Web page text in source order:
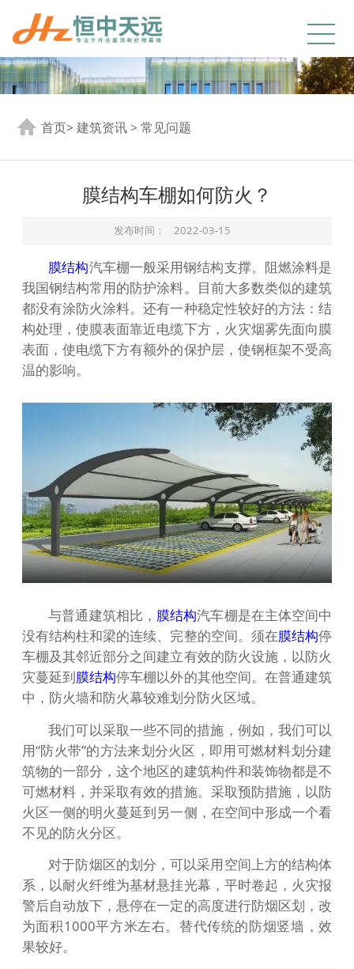
首页>建筑资讯>常见问题
膜结构车棚如何防火？
发布时间： 2022-03-15
膜结构汽车棚一般采用钢结构支撑。阻燃涂料是
我国钢结构常用的防护涂料。目前大多数类似的建筑
都没有涂防火涂料。还有一种稳定性较好的方法：结
构处理，使膜表面靠近电缆下方，火灾烟雾先面向膜
表面，使电缆下方有额外的保护层，使钢框架不受高
温的影响。
与普通建筑相比， 膜结构汽车棚是在主体空间中
没有结构柱和梁的连续、完整的空间。须在膜结构停
车棚及其邻近部分之间建立有效的防火设施，以防火
灾蔓延到膜结构停车棚以外的其他空间。在普通建筑
中，防火墙和防火幕较难划分防火区域。
我们可以采取一些不同的措施，例如，我们可以
用“防火带”的方法来划分火区，即用可燃材料划分建
筑物的一部分，这个地区的建筑构件和装饰物都是不
可燃材料，并采取有效的措施。采取预防措施，以防
火区一侧的明火蔓延到另一侧，在空间中形成一个看
不见的防火分区。
对于防烟区的划分，可以采用空间上方的结构体
系，以耐火纤维为基材悬挂光幕，平时卷起，火灾报
警后自动放下，悬停在一定的高度进行防烟区划，改
为面积1000平方米左右。替代传统的防烟竖墙，效
果较好。